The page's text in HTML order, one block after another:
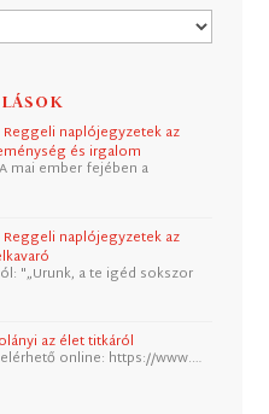
Reggeli naplójegyzetek az
és irgalom
mai ember fejében a
Reggeli naplójegyzetek az
"„Urunk, a te igéd sokszor
az élet titkáról
online: https://www.…